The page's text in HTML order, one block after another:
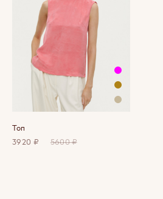
Топ
3920 ₽
5600 ₽